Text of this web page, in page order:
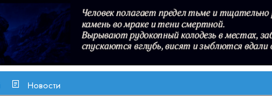
Новости